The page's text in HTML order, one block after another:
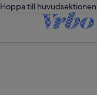
Hoppa till huvudsektionen